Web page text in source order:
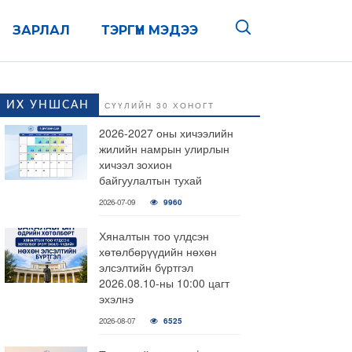
ТЭРГҮҮН МЭДЭЭ
ЗАРЛАЛ
ИХ УНШСАН СҮҮЛИЙН 30 ХОНОГТ
2026-2027 оны хичээлийн
жилийн намрын улирлын
хичээл зохион
байгуулалтын тухай
2026-07-09 9960
Хяналтын тоо үлдсэн
хөтөлбөрүүдийн нөхөн
элсэлтийн бүртгэл
2026.08.10-ны 10:00 цагт
эхэлнэ
2026-08-07 6525